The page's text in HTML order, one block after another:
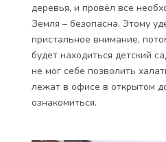
деревья, и провёл все
Земля – безопасна. Этому
пристальное внимание,
будет находиться детский
не мог себе позволить
лежат в офисе в открытом
ознакомиться.